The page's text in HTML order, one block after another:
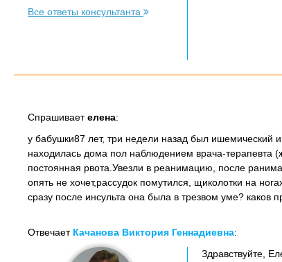
Все ответы консультанта
Спрашиваетелена:
у бабушки87 лет, три недели назад был ишемический
находилась дома пол наблюдением врача-терапевта
постоянная рвота.Увезли в реанимацию, после
опять не хочет,рассудок помутился, щиколотки на
сразу после инсульта она была в трезвом уме? каков
Отвечает Качанова Виктория Геннадиевна:
Здравствуйте,